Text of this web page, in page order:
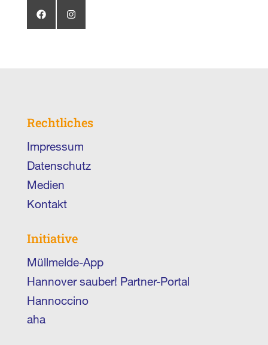
Rechtliches
Impressum
Datenschutz
Medien
Kontakt
Initiative
Müllmelde-App
Hannover sauber! Partner-Portal
Hannoccino
aha